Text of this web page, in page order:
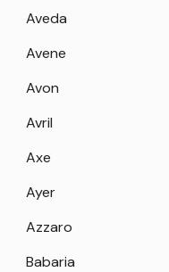
Aveda
Avene
Avon
Avril
Axe
Ayer
Azzaro
Babaria